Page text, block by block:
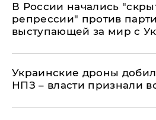
В России начались
репрессии" против
выступающей за мир с
Украинские дроны
НПЗ – власти признали